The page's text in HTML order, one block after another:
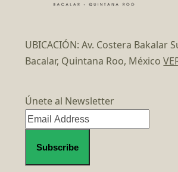
UBICACIÓN: Av. Costera Bakalar
Bacalar, Quintana Roo, México
Únete al Newsletter